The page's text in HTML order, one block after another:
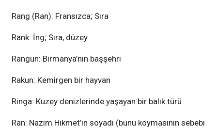
Rang (Ran): Fransızca; Sıra
Rank: İng; Sıra, düzey
Rangun: Birmanya’nın başşehri
Rakun: Kemirgen bir hayvan
Ringa: Kuzey denizlerinde yaşayan bir balık türü
Ran: Nazım Hikmet’in soyadı (bunu koymasının sebebi